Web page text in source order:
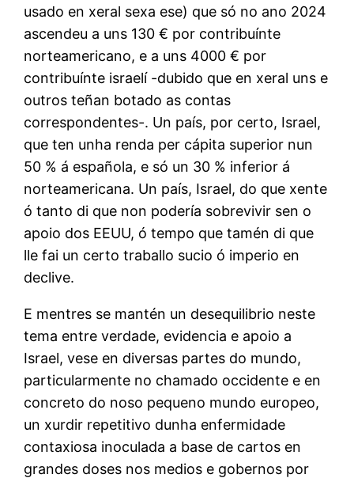
usado en xeral sexa ese) que só no ano 2024
ascendeu a uns 130 € por contribuínte
norteamericano, e a uns 4000 € por
contribuínte israelí -dubido que en xeral uns e
outros teñan botado as contas
correspondentes-. Un país, por certo, Israel,
que ten unha renda per cápita superior nun
50 % á española, e só un 30 % inferior á
norteamericana. Un país, Israel, do que xente
ó tanto di que non podería sobrevivir sen o
apoio dos EEUU, ó tempo que tamén di que
lle fai un certo traballo sucio ó imperio en
declive.
E mentres se mantén un desequilibrio neste
tema entre verdade, evidencia e apoio a
Israel, vese en diversas partes do mundo,
particularmente no chamado occidente e en
concreto do noso pequeno mundo europeo,
un xurdir repetitivo dunha enfermidade
contaxiosa inoculada a base de cartos en
grandes doses nos medios e gobernos por